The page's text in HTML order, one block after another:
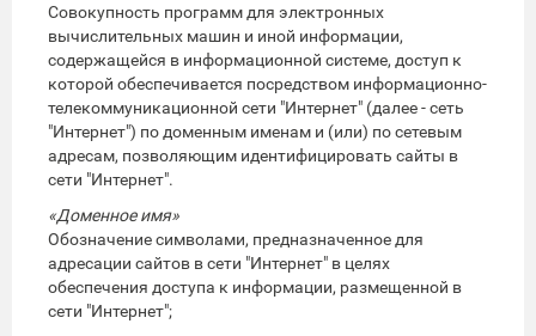
Совокупность программ для электронных
вычислительных машин и иной информации,
содержащейся в информационной системе, доступ к
которой обеспечивается посредством информационно-
телекоммуникационной сети "Интернет" (далее - сеть
"Интернет") по доменным именам и (или) по сетевым
адресам, позволяющим идентифицировать сайты в
сети "Интернет".
«Доменное имя»
Обозначение символами, предназначенное для
адресации сайтов в сети "Интернет" в целях
обеспечения доступа к информации, размещенной в
сети "Интернет";